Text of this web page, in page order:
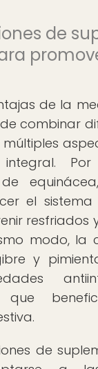
de
de la
combinar
Por
de
el sistema
resfriados
modo, la
y
que
de